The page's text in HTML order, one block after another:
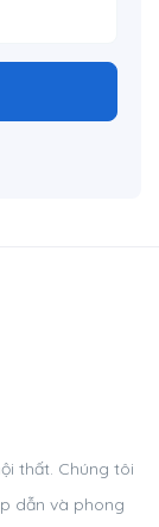
thất. Chúng tôi
dẫn và phong